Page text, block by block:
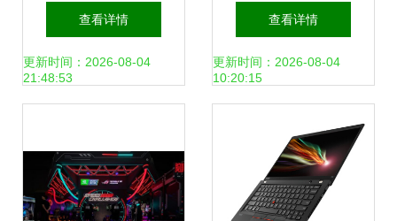
加盟优势解析 科技
赋能，共赢未来
查看详情
更新时间：2026-08-04
21:48:53
耳机，音质很不错
瓷音未来Mars体验
查看详情
更新时间：2026-08-04
10:20:15